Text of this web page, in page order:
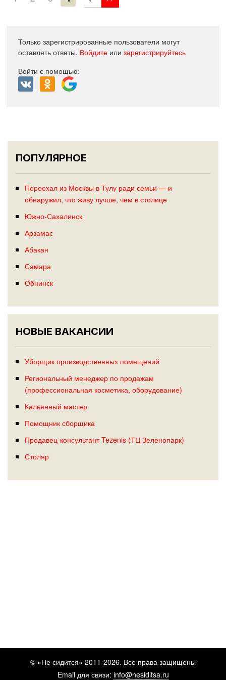
Только зарегистрированные пользователи могут
оставлять ответы. Войдите или зарегистрируйтесь
Войти с помощью:
ПОПУЛЯРНОЕ
Переехал из Москвы в Тулу ради семьи — и
обнаружил, что живу лучше, чем в столице
Южно-Сахалинск
Арзамас
Абакан
Самара
Обнинск
НОВЫЕ ВАКАНСИИ
Уборщик производственных помещений
Региональный менеджер по продажам
(профессиональная косметика, оборудование)
Кальянный мастер
Помощник сборщика
Продавец-консультант Tezenis (ТЦ Зеленопарк)
Столяр
© «Не сидится» 2011-2026. Все права защищены
Email для связи: info@nesiditsa.ru